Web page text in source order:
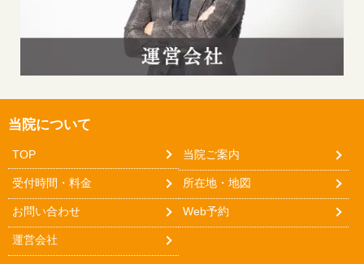
当院について
TOP 当院ご案内
受付時間・料金 所在地・地図
お問い合わせ Web予約
運営会社